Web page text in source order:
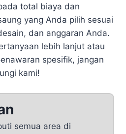
total biaya dan
yang Anda pilih sesuai
dan anggaran Anda.
lebih lanjut atau
spesifik, jangan
kami!
semua area di